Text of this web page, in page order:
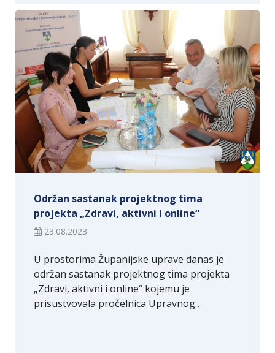
Održan sastanak projektnog tima
projekta „Zdravi, aktivni i online“
23.08.2023.
U prostorima Županijske uprave danas je
održan sastanak projektnog tima projekta
„Zdravi, aktivni i online“ kojemu je
prisustvovala pročelnica Upravnog…